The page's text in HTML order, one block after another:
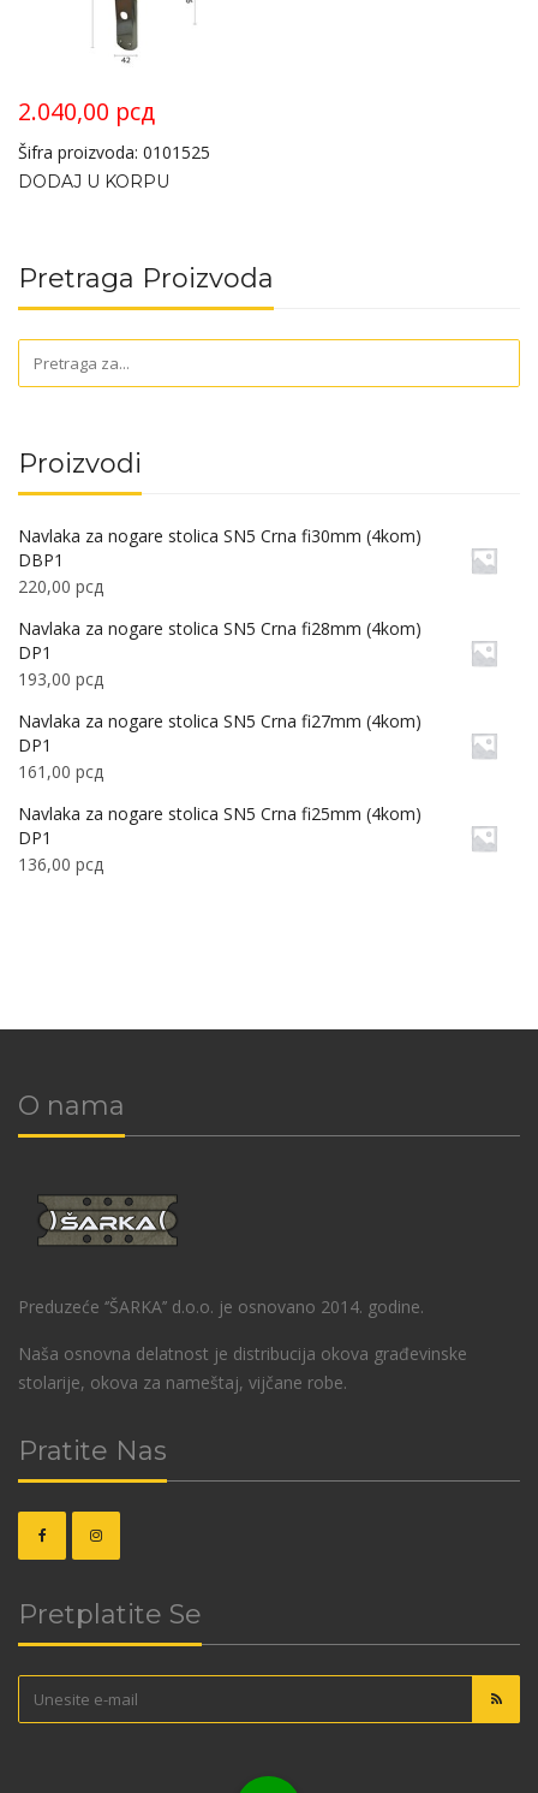
2.040,00 рсд
Šifra proizvoda: 0101525
DODAJ U KORPU
Pretraga Proizvoda
Proizvodi
Navlaka za nogare stolica SN5 Crna fi30mm (4kom)
DBP1
220,00 рсд
Navlaka za nogare stolica SN5 Crna fi28mm (4kom)
DP1
193,00 рсд
Navlaka za nogare stolica SN5 Crna fi27mm (4kom)
DP1
161,00 рсд
Navlaka za nogare stolica SN5 Crna fi25mm (4kom)
DP1
136,00 рсд
O nama
Preduzeće ‘’ŠARKA’’ d.o.o. je osnovano 2014. godine.
Naša osnovna delatnost je distribucija okova građevinske
stolarije, okova za nameštaj, vijčane robe.
Pratite Nas
Pretplatite Se